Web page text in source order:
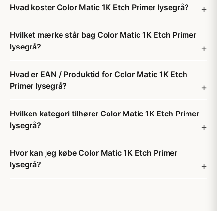
Hvad koster Color Matic 1K Etch Primer lysegrå?
Hvilket mærke står bag Color Matic 1K Etch Primer
lysegrå?
Hvad er EAN / Produktid for Color Matic 1K Etch
Primer lysegrå?
Hvilken kategori tilhører Color Matic 1K Etch Primer
lysegrå?
Hvor kan jeg købe Color Matic 1K Etch Primer
lysegrå?